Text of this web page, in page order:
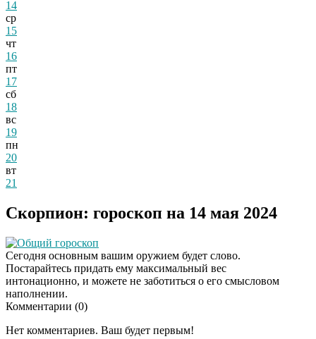
14
ср
15
чт
16
пт
17
сб
18
вс
19
пн
20
вт
21
Скорпион: гороскоп на 14 мая 2024
Общий гороскоп
Сегодня основным вашим оружием будет слово.
Постарайтесь придать ему максимальный вес
интонационно, и можете не заботиться о его смысловом
наполнении.
Комментарии (0)
Нет комментариев. Ваш будет первым!
Скрытая камера на
люди вытворяют, когда